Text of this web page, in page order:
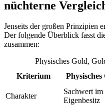
nüchterne
Jenseits der großen Prinzipien
Der folgende Überblick fasst
zusammen:
Physisches Gold,
Kriterium
Physisches
Charakter
Sachwert im
Eigenbesitz